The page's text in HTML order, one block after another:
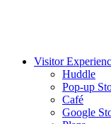
Visitor
Huddle
Pop‑up
Café
Google